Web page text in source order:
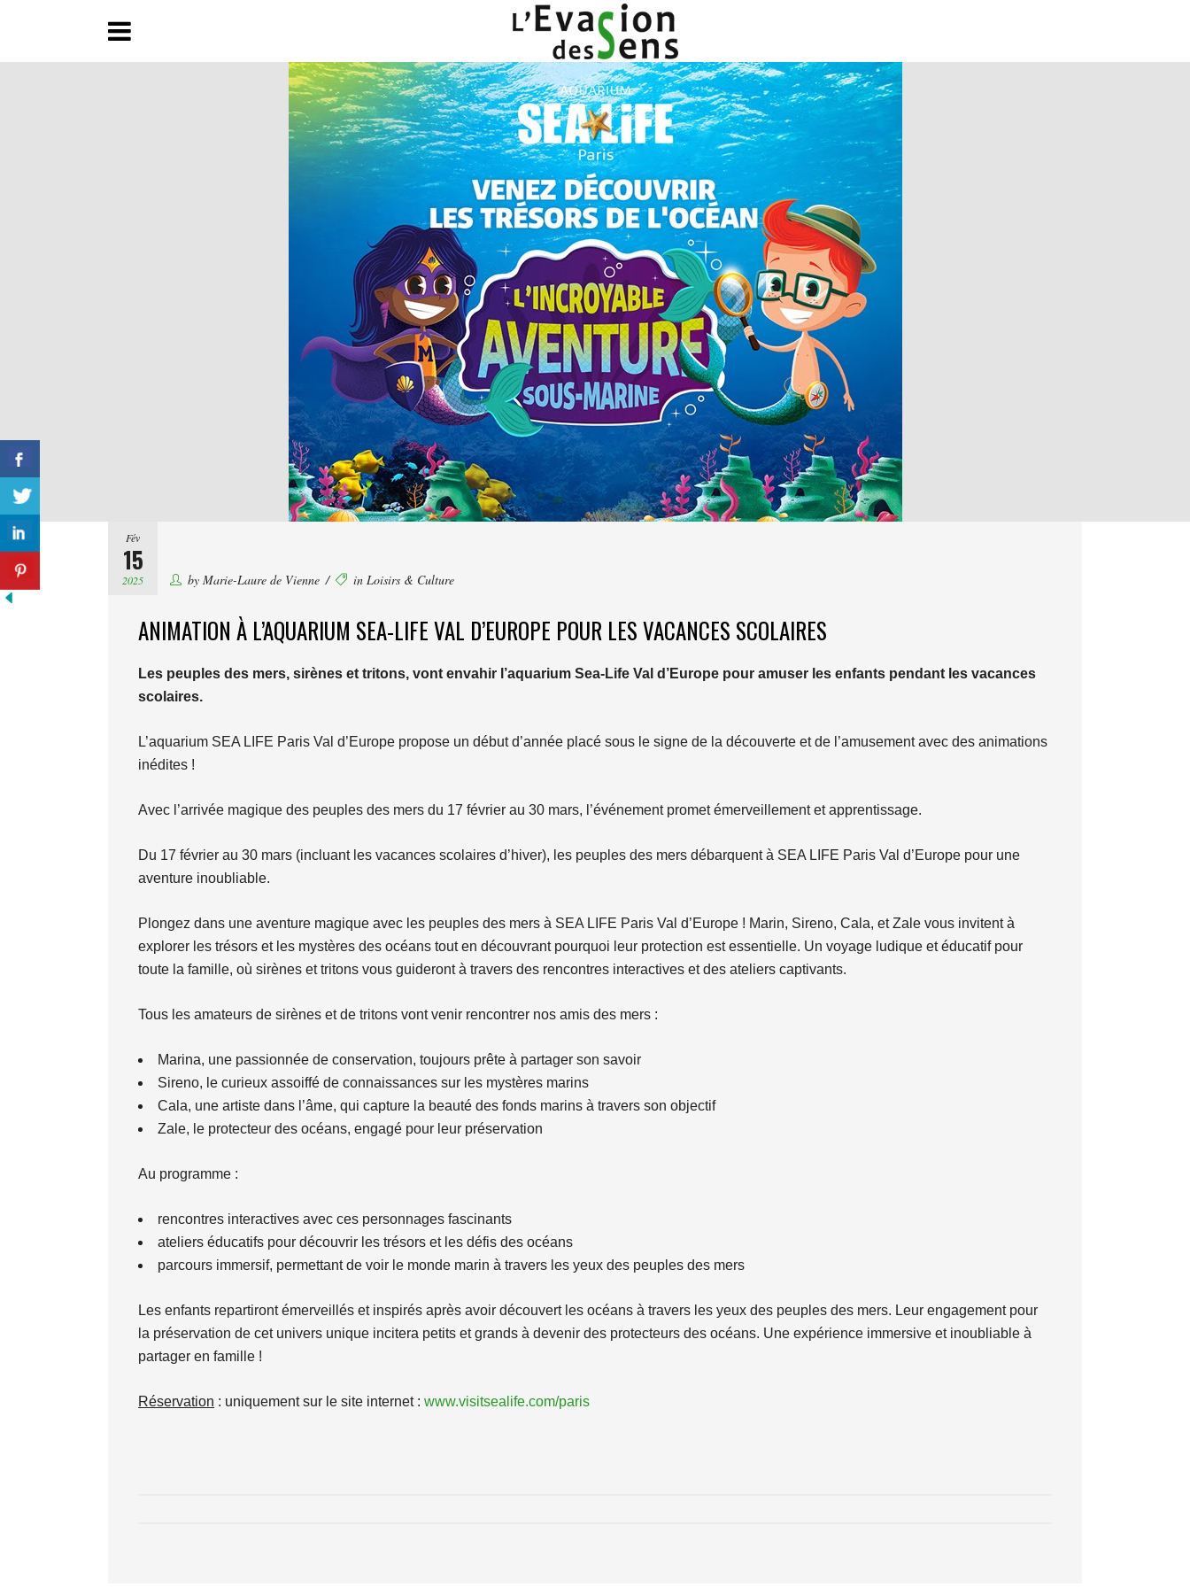
Fév
15
2025 by Marie-Laure de Vienne in Loisirs & Culture
ANIMATION À L’AQUARIUM SEA-LIFE VAL D’EUROPE POUR LES VACANCES SCOLAIRES
Les peuples des mers, sirènes et tritons, vont envahir l’aquarium Sea-Life Val d’Europe pour amuser les enfants pendant les vacances
scolaires.
L’aquarium SEA LIFE Paris Val d’Europe propose un début d’année placé sous le signe de la découverte et de l’amusement avec des animations
inédites !
Avec l’arrivée magique des peuples des mers du 17 février au 30 mars, l’événement promet émerveillement et apprentissage.
Du 17 février au 30 mars (incluant les vacances scolaires d’hiver), les peuples des mers débarquent à SEA LIFE Paris Val d’Europe pour une
aventure inoubliable.
Plongez dans une aventure magique avec les peuples des mers à SEA LIFE Paris Val d’Europe ! Marin, Sireno, Cala, et Zale vous invitent à
explorer les trésors et les mystères des océans tout en découvrant pourquoi leur protection est essentielle. Un voyage ludique et éducatif pour
toute la famille, où sirènes et tritons vous guideront à travers des rencontres interactives et des ateliers captivants.
Tous les amateurs de sirènes et de tritons vont venir rencontrer nos amis des mers :
Marina, une passionnée de conservation, toujours prête à partager son savoir
Sireno, le curieux assoiffé de connaissances sur les mystères marins
Cala, une artiste dans l’âme, qui capture la beauté des fonds marins à travers son objectif
Zale, le protecteur des océans, engagé pour leur préservation
Au programme :
rencontres interactives avec ces personnages fascinants
ateliers éducatifs pour découvrir les trésors et les défis des océans
parcours immersif, permettant de voir le monde marin à travers les yeux des peuples des mers
Les enfants repartiront émerveillés et inspirés après avoir découvert les océans à travers les yeux des peuples des mers. Leur engagement pour
la préservation de cet univers unique incitera petits et grands à devenir des protecteurs des océans. Une expérience immersive et inoubliable à
partager en famille !
Réservation : uniquement sur le site internet : www.visitsealife.com/paris